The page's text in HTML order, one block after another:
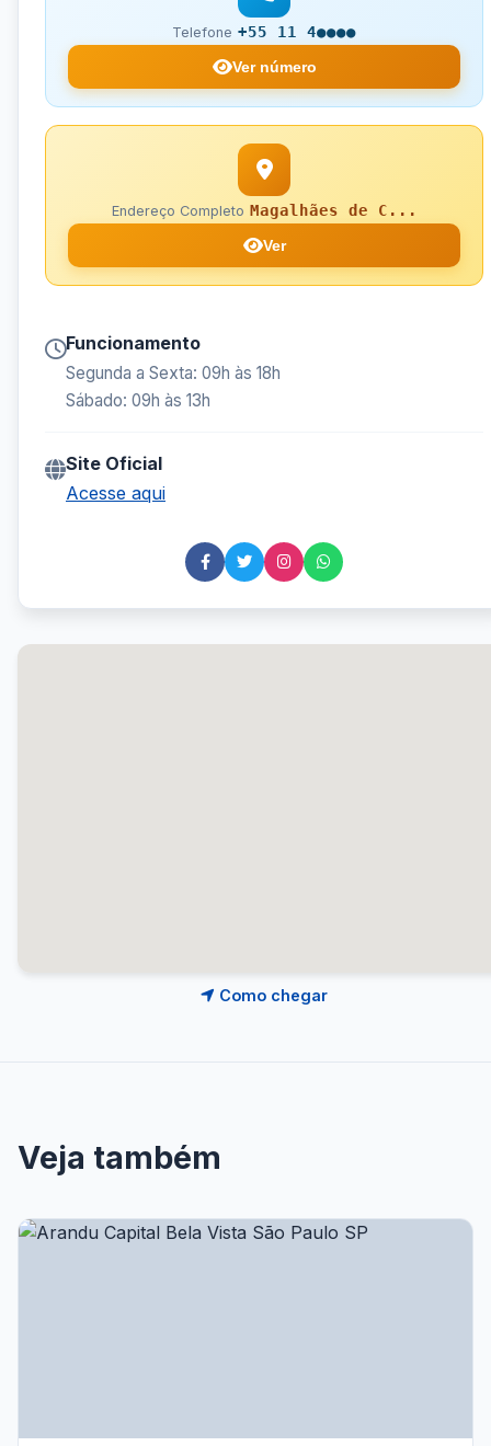
Telefone +55 11 4●●●●
Ver número
Endereço Completo Magalhães de C...
Ver
Funcionamento
Segunda a Sexta: 09h às 18h
Sábado: 09h às 13h
Site Oficial
Acesse aqui
Como chegar
Veja também